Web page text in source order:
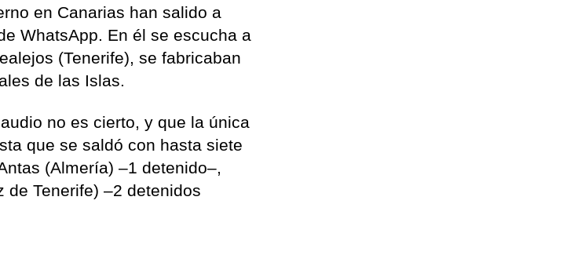
en Canarias han salido a
WhatsApp. En él se escucha a
(Tenerife), se fabricaban
de las Islas.
no es cierto, y que la única
que se saldó con hasta siete
(Almería) –1 detenido–,
de Tenerife) –2 detenidos